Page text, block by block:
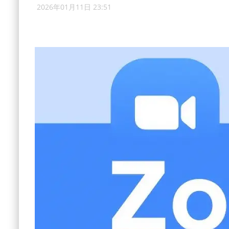
2026年01月11日 23:51